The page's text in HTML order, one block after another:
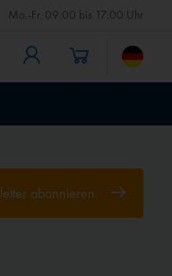
Mo.-Fr. 09:00 bis 17:00 Uhr
abonnieren